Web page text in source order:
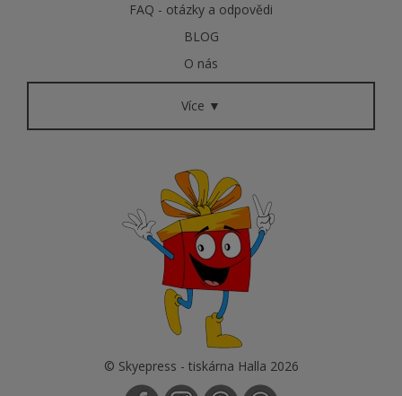
FAQ - otázky a odpovědi
BLOG
O nás
Více ▼
© Skyepress - tiskárna Halla 2026